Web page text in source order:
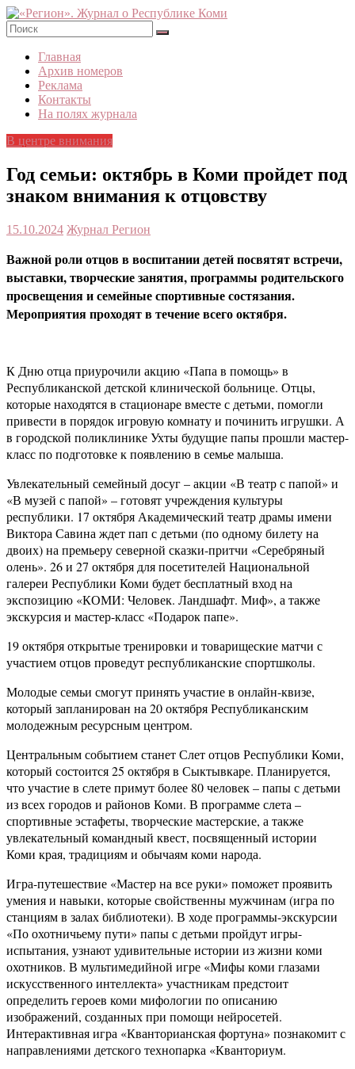
Skip
to
content
«Регион».
Журнал
Республике
Коми
Главная
Архив номеров
Реклама
Контакты
На полях журнала
В центре внимания
Год семьи: октябрь в Коми пройдет под
знаком внимания к отцовству
15.10.2024 Журнал Регион
Важной роли отцов в воспитании детей посвятят встречи,
выставки, творческие занятия, программы родительского
просвещения и семейные спортивные состязания.
Мероприятия проходят в течение всего октября.
К Дню отца приурочили акцию «Папа в помощь» в
Республиканской детской клинической больнице. Отцы,
которые находятся в стационаре вместе с детьми, помогли
привести в порядок игровую комнату и починить игрушки. А
в городской поликлинике Ухты будущие папы прошли мастер-
класс по подготовке к появлению в семье малыша.
Увлекательный семейный досуг – акции «В театр с папой» и
«В музей с папой» – готовят учреждения культуры
республики. 17 октября Академический театр драмы имени
Виктора Савина ждет пап с детьми (по одному билету на
двоих) на премьеру северной сказки-притчи «Серебряный
олень». 26 и 27 октября для посетителей Национальной
галереи Республики Коми будет бесплатный вход на
экспозицию «КОМИ: Человек. Ландшафт. Миф», а также
экскурсия и мастер-класс «Подарок папе».
19 октября открытые тренировки и товарищеские матчи с
участием отцов проведут республиканские спортшколы.
Молодые семьи смогут принять участие в онлайн-квизе,
который запланирован на 20 октября Республиканским
молодежным ресурсным центром.
Центральным событием станет Слет отцов Республики Коми,
который состоится 25 октября в Сыктывкаре. Планируется,
что участие в слете примут более 80 человек – папы с детьми
из всех городов и районов Коми. В программе слета –
спортивные эстафеты, творческие мастерские, а также
увлекательный командный квест, посвященный истории
Коми края, традициям и обычаям коми народа.
Игра-путешествие «Мастер на все руки» поможет проявить
умения и навыки, которые свойственны мужчинам (игра по
станциям в залах библиотеки). В ходе программы-экскурсии
«По охотничьему пути» папы с детьми пройдут игры-
испытания, узнают удивительные истории из жизни коми
охотников. В мультимедийной игре «Мифы коми глазами
искусственного интеллекта» участникам предстоит
определить героев коми мифологии по описанию
изображений, созданных при помощи нейросетей.
Интерактивная игра «Кванторианская фортуна» познакомит с
направлениями детского технопарка «Кванториум.